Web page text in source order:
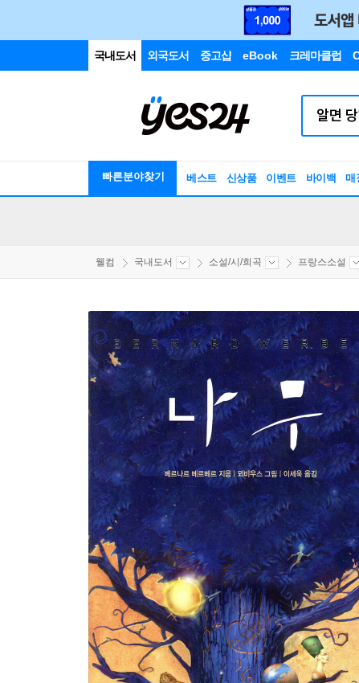
국내도서 외국도서 중고샵 eBook 크레마클럽
빠른분야찾기 베스트 신상품 이벤트 바이백 매
웰컴 국내도서 소설/시/희곡 프랑스소설